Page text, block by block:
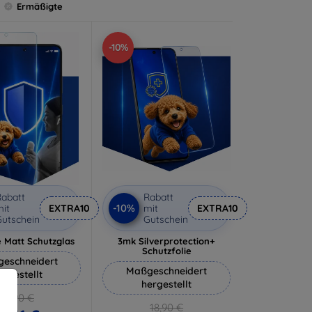
Ermäßigte
EXTRA10
Matt Schutzglas
12,90 €
-10%
-10%
Rabatt
mit
Gutschein
EXTRA10
3mk Silverprotection+
Schutzfolie
Maßgeschneidert
hergestellt
18,90 €